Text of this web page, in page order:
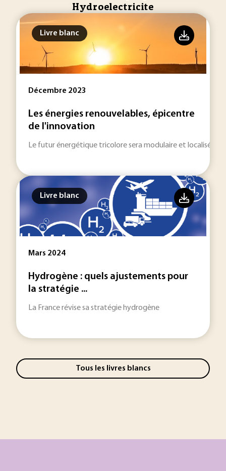
Hydroelectricite
Livre blanc
Décembre 2023
Les énergies renouvelables, épicentre
de l'innovation
Le futur énergétique tricolore sera modulaire et localisé.
Livre blanc
Mars 2024
Hydrogène : quels ajustements pour
la stratégie ...
La France révise sa stratégie hydrogène
Tous les livres blancs